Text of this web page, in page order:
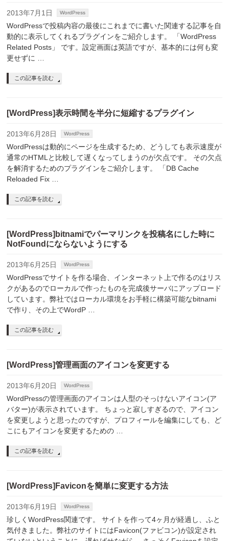
2013年7月1日 WordPress
WordPressで投稿内容の最後にこれまでに書いた関連する記事を自
動的に表示してくれるプラグインをご紹介します。 「WordPress
Related Posts」 です。設定画面は英語ですが、基本的には何も変
更せずに …
この記事を読む
[WordPress]表示時間を半分に短縮するプラグイン
2013年6月28日 WordPress
WordPressは動的にページを生成するため、どうしても表示速度が
通常のHTMLと比較して遅くなってしまうのが欠点です。 その欠点
を解消するためのプラグインをご紹介します。 「DB Cache
Reloaded Fix …
この記事を読む
[WordPress]bitnamiでパーマリンクを投稿名にした時に
NotFoundにならないようにする
2013年6月25日 WordPress
WordPressでサイトを作る場合、インターネット上で作るのはリス
クがあるのでローカルで作ったものを完成後サーバにアップロード
しています。弊社ではローカル環境をお手軽に構築可能なbitnami
で作り、その上でWordP …
この記事を読む
[WordPress]管理画面のアイコンを変更する
2013年6月20日 WordPress
WordPressの管理画面のアイコンは人型のそっけないアイコン(ア
バター)が表示されています。 ちょっと寂しすぎるので、アイコン
を変更しようと思ったのですが、プロフィールを編集にしても、ど
こにもアイコンを変更するための …
この記事を読む
[WordPress]Faviconを簡単に変更する方法
2013年6月19日 WordPress
珍しくWordPress関連です。 サイトを作って4ヶ月が経過し、ふと
気付きました。弊社のサイトにはFavicon(ファビコン)が設定され